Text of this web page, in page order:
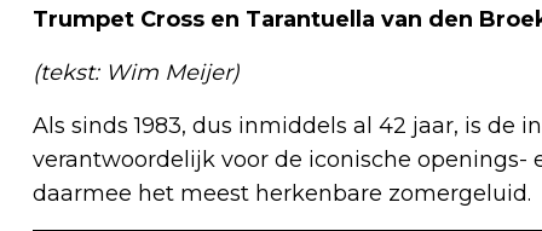
Trumpet Cross en Tarantuella van den
(tekst: Wim Meijer)
Als sinds 1983, dus inmiddels al 42 jaar, is de
verantwoordelijk voor de iconische openings-
daarmee het meest herkenbare zomergeluid.